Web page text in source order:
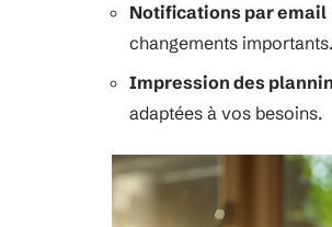
Notifications par email
changements importants.
Impression des
adaptées à vos besoins.